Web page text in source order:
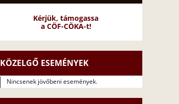
Kérjük, támogassa
a CÖF-CÖKA-t!
KÖZELGŐ ESEMÉNYEK
Nincsenek jövőbeni események.